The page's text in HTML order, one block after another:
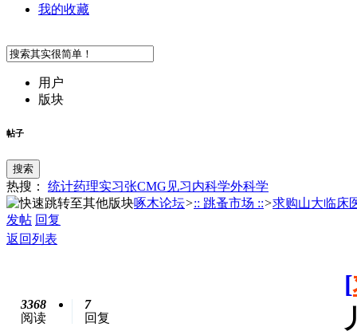
我的收藏
用户
版块
帖子
搜索
热搜： 统计药理实习张CMG 见习内科学外科学
啄木论坛>:: 跳蚤市场 ::>求购山大临床
发帖 回复
返回列表
3368
阅读
7
回复
[